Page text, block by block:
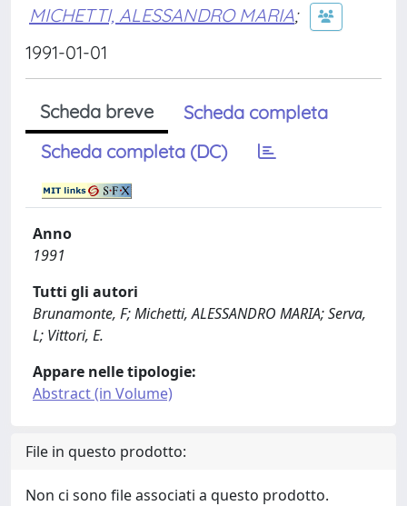
MICHETTI, ALESSANDRO MARIA;
1991-01-01
Scheda breve
Scheda completa
Scheda completa (DC)
Anno
1991
Tutti gli autori
Brunamonte, F; Michetti, ALESSANDRO MARIA; Serva,
L; Vittori, E.
Appare nelle tipologie:
Abstract (in Volume)
File in questo prodotto:
Non ci sono file associati a questo prodotto.